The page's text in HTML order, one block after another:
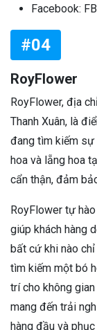
Facebook:
#04
RoyFlower
RoyFlower, địa
Thanh Xuân, là
đang tìm kiếm
hoa và lẵng hoa
cẩn thận, đảm
RoyFlower tự
giúp khách hàng
bất cứ khi nào
tìm kiếm một bó
trí cho không
mang đến trải
hàng đầu và